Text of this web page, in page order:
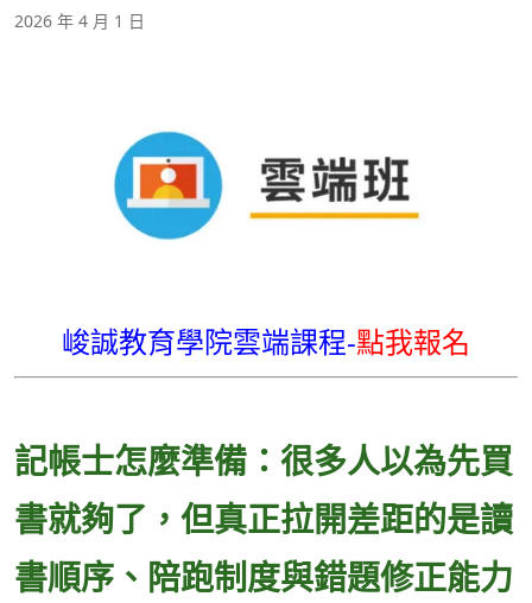
2026 年 4 月 1 日
峻誠教育學院雲端課程-點我報名
記帳士怎麼準備：很多人以為先買
書就夠了，但真正拉開差距的是讀
書順序、陪跑制度與錯題修正能力